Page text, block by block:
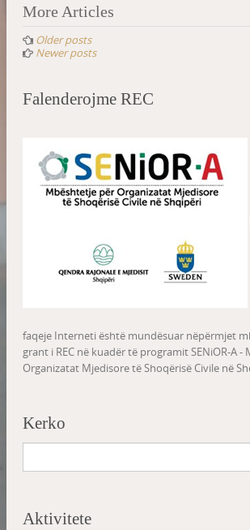
Posts
navigation
More Articles
Older posts
Newer posts
Falenderojme REC
faqeje Interneti është mundësuar nëpërmjet
grant i REC në kuadër të programit SENiOR-A
Organizatat Mjedisore të Shoqërisë Civile në
Kerko
Aktivitete